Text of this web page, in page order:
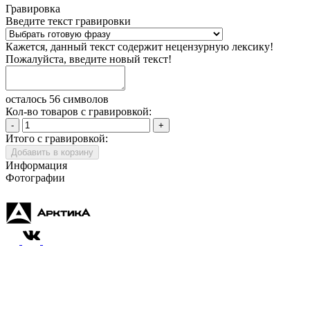
Гравировка
Введите текст гравировки
Кажется, данный текст содержит нецензурную лексику!
Пожалуйста, введите новый текст!
осталось 56 символов
Кол-во товаров с гравировкой:
- +
Итого с гравировкой:
Добавить в корзину
Информация
Фотографии